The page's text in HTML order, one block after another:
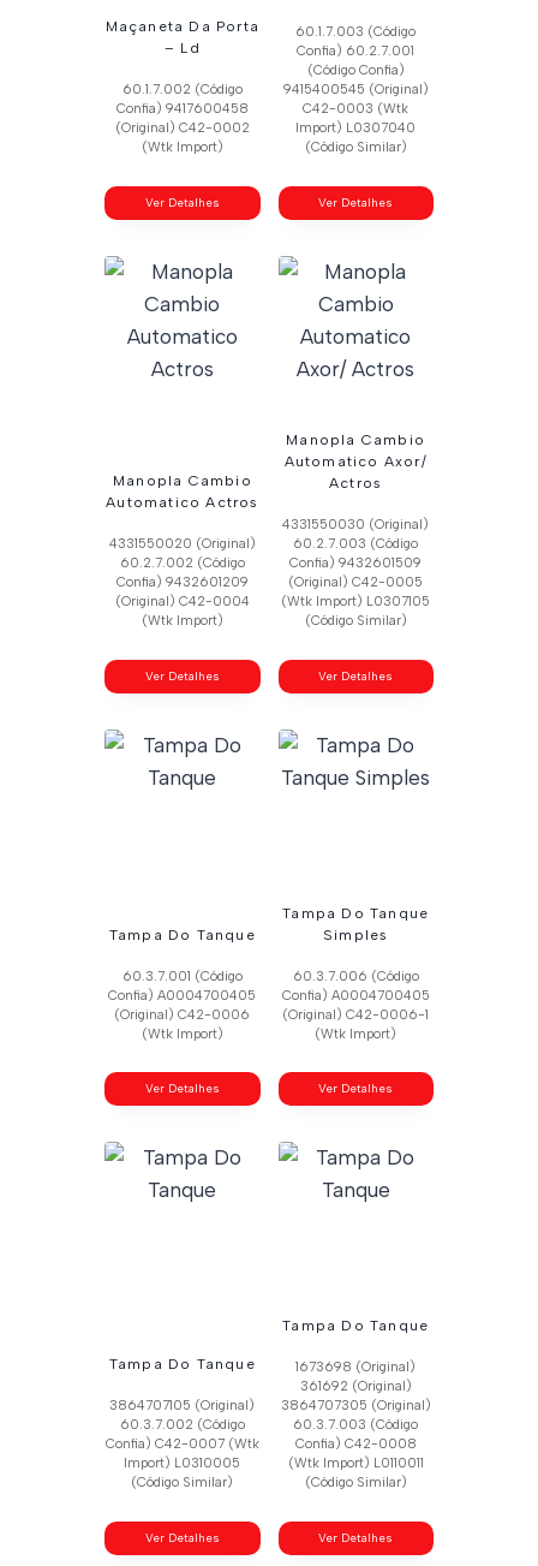
Maçaneta Da Porta
– Ld
60.1.7.002 (Código
Confia) 9417600458
(Original) C42-0002
(Wtk Import)
Ver Detalhes
60.1.7.003 (Código
Confia) 60.2.7.001
(Código Confia)
9415400545 (Original)
C42-0003 (Wtk
Import) L0307040
(Código Similar)
Ver Detalhes
Manopla Cambio
Automatico Actros
4331550020 (Original)
60.2.7.002 (Código
Confia) 9432601209
(Original) C42-0004
(Wtk Import)
Ver Detalhes
Manopla Cambio
Automatico Axor/
Actros
4331550030 (Original)
60.2.7.003 (Código
Confia) 9432601509
(Original) C42-0005
(Wtk Import) L0307105
(Código Similar)
Ver Detalhes
Tampa Do Tanque
60.3.7.001 (Código
Confia) A0004700405
(Original) C42-0006
(Wtk Import)
Ver Detalhes
Tampa Do Tanque
Simples
60.3.7.006 (Código
Confia) A0004700405
(Original) C42-0006-1
(Wtk Import)
Ver Detalhes
Tampa Do Tanque
3864707105 (Original)
60.3.7.002 (Código
Confia) C42-0007 (Wtk
Import) L0310005
(Código Similar)
Ver Detalhes
Tampa Do Tanque
1673698 (Original)
361692 (Original)
3864707305 (Original)
60.3.7.003 (Código
Confia) C42-0008
(Wtk Import) L0110011
(Código Similar)
Ver Detalhes